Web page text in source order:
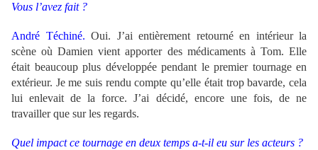
Vous l’avez fait ?
André Téchiné. Oui. J’ai entièrement retourné en intérieur la
scène où Damien vient apporter des médicaments à Tom. Elle
était beaucoup plus développée pendant le premier tournage en
extérieur. Je me suis rendu compte qu’elle était trop bavarde, cela
lui enlevait de la force. J’ai décidé, encore une fois, de ne
travailler que sur les regards.
Quel impact ce tournage en deux temps a-t-il eu sur les acteurs ?